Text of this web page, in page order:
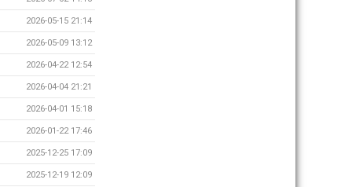
2026-05-15 21:14
2026-05-09 13:12
2026-04-22 12:54
2026-04-04 21:21
2026-04-01 15:18
2026-01-22 17:46
2025-12-25 17:09
2025-12-19 12:09